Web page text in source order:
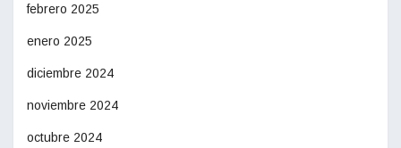
febrero 2025
enero 2025
diciembre 2024
noviembre 2024
octubre 2024